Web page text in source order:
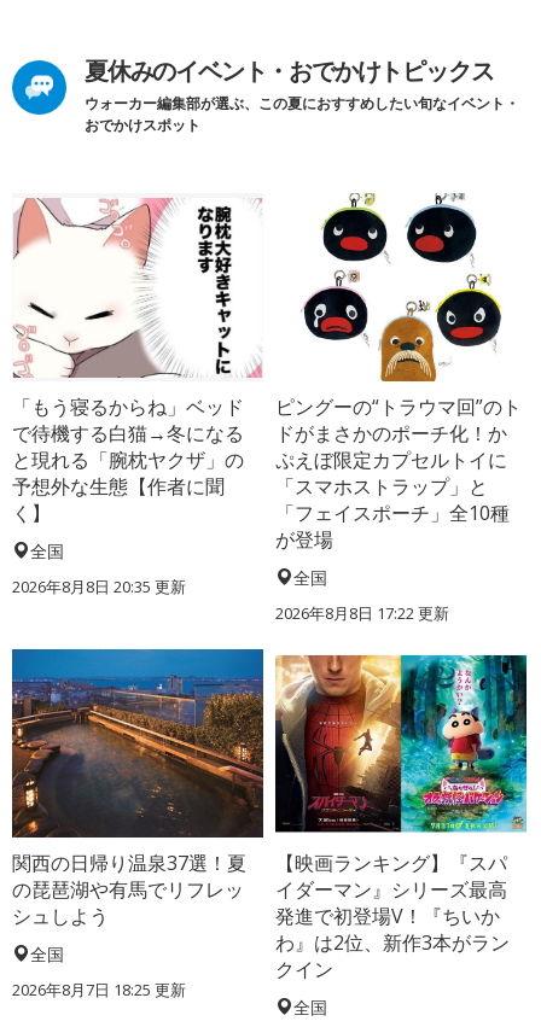
夏休みのイベント・おでかけトピックス
ウォーカー編集部が選ぶ、この夏におすすめしたい旬なイベント・
おでかけスポット
「もう寝るからね」ベッド
で待機する白猫→冬になる
と現れる「腕枕ヤクザ」の
予想外な生態【作者に聞
く】
全国
2026年8月8日 20:35 更新
ピングーの“トラウマ回”のト
ドがまさかのポーチ化！か
ぷえぼ限定カプセルトイに
「スマホストラップ」と
「フェイスポーチ」全10種
が登場
全国
2026年8月8日 17:22更新
関西の日帰り温泉37選！夏
の琵琶湖や有馬でリフレッ
シュしよう
全国
2026年8月7日 18:25 更新
【映画ランキング】『スパ
イダーマン』シリーズ最高
発進で初登場V！『ちいか
わ』は2位、新作3本がラン
クイン
全国